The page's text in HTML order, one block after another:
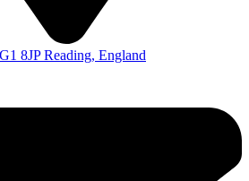
8JP Reading, England